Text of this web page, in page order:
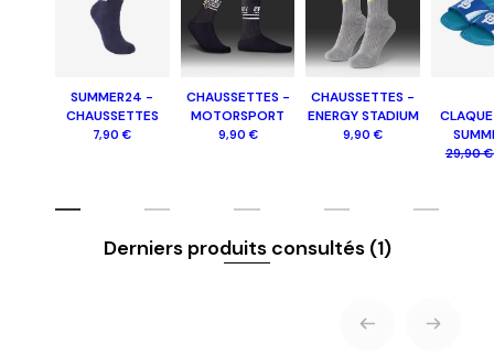
SUMMER24 -
CHAUSSETTES
7,90 €
CHAUSSETTES -
MOTORSPORT
9,90 €
CHAUSSETTES -
ENERGY STADIUM
9,90 €
29,90
Derniers produits consultés (1)